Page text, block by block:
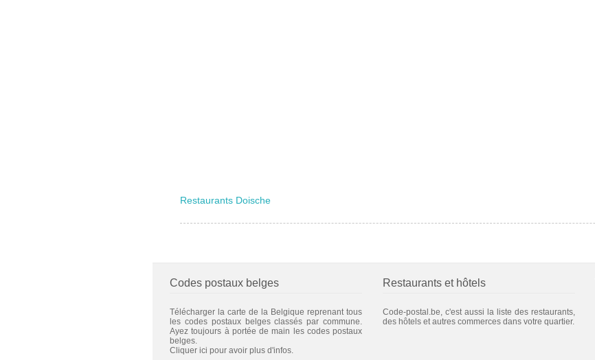
Restaurants Doische
Codes postaux belges
Télécharger la carte de la Belgique reprenant tous
les codes postaux belges classés par commune.
Ayez toujours à portée de main les codes postaux
belges.
Cliquer ici pour avoir plus d'infos.
Restaurants et hôtels
Code-postal.be, c'est aussi la liste des restaurants,
des hôtels et autres commerces dans votre quartier.